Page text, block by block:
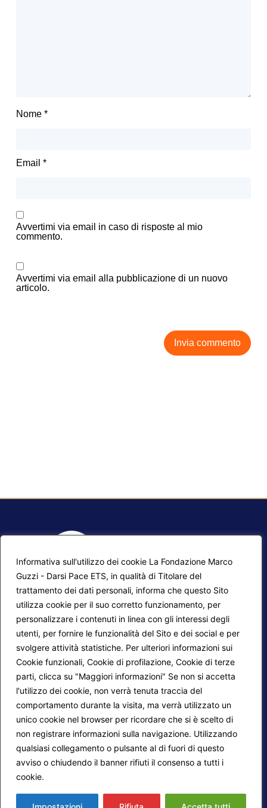
Informativa sull'utilizzo dei cookie La Fondazione Marco
Guzzi - Darsi Pace ETS, in qualità di Titolare del
trattamento dei dati personali, informa che questo Sito
utilizza cookie per il suo corretto funzionamento, per
personalizzare i contenuti in linea con gli interessi degli
utenti, per fornire le funzionalità del Sito e dei social e per
svolgere attività statistiche. Per ulteriori informazioni sui
Cookie funzionali, Cookie di profilazione, Cookie di terze
parti, clicca su "Maggiori informazioni" Se non si accetta
l'utilizzo dei cookie, non verrà tenuta traccia del
comportamento durante la visita, ma verrà utilizzato un
unico cookie nel browser per ricordare che si è scelto di
non registrare informazioni sulla navigazione. Utilizzando
qualsiasi collegamento o pulsante al di fuori di questo
avviso o chiudendo il banner rifiuti il consenso a tutti i
cookie.
Nome *
Email *
Avvertimi via email in caso di risposte al mio
commento.
Avvertimi via email alla pubblicazione di un nuovo
articolo.
Mappa del sito
Progetti Darsi Pace
Login redattori
Calendario corsi
Privacy Policy
Cookie Policy
Seguici su:
© 2026
. Tutti i diritti sono riservati.